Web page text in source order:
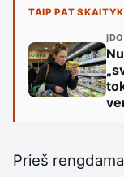
TAIP PAT
Prieš